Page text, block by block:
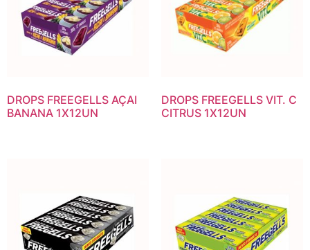
DROPS FREEGELLS AÇAI
BANANA 1X12UN
DROPS FREEGELLS VIT. C
CITRUS 1X12UN